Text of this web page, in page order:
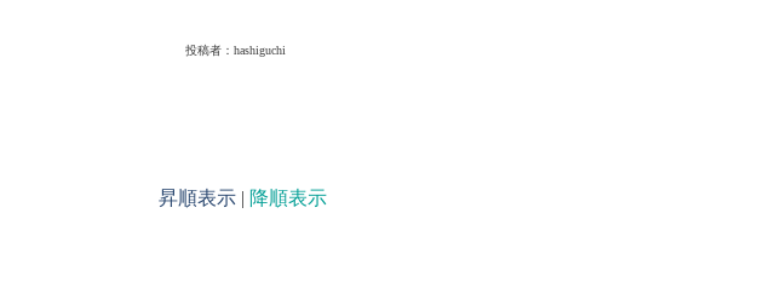
投稿者： hashiguchi
昇順表示 | 降順表示